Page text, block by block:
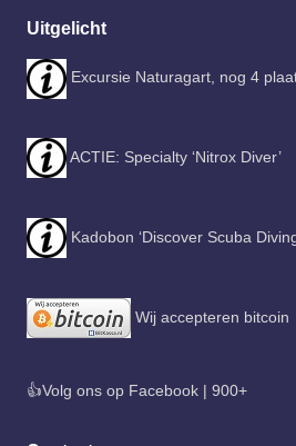
Uitgelicht
Excursie Naturagart, nog 4
ACTIE: Specialty ‘Nitrox Diver’
Kadobon ‘Discover Scuba
Wij accepteren bitcoin
👍Volg ons op Facebook | 900+